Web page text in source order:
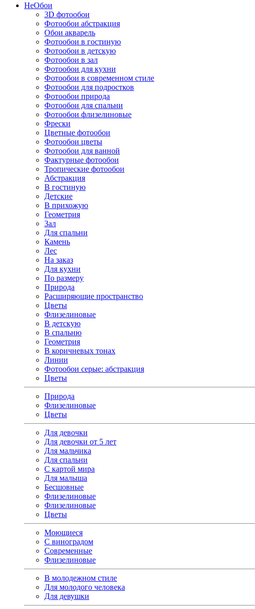
НеОбои
3D фотообои
Фотообои абстракция
Обои акварель
Фотообои в гостиную
Фотообои в детскую
Фотообои в зал
Фотообои для кухни
Фотообои в современном стиле
Фотообои для подростков
Фотообои природа
Фотообои для спальни
Фотообои флизелиновые
Фрески
Цветные фотообои
Фотообои цветы
Фотообои для ванной
Фактурные фотообои
Тропические фотообои
Абстракция
В гостиную
Детские
В прихожую
Геометрия
Зал
Для спальни
Камень
Лес
На заказ
Для кухни
По размеру
Природа
Расширяющие пространство
Цветы
Флизелиновые
В детскую
В спальню
Геометрия
В коричневых тонах
Линии
Фотообои серые: абстракция
Цветы
Природа
Флизелиновые
Цветы
Для девочки
Для девочки от 5 лет
Для мальчика
Для спальни
С картой мира
Для малыша
Бесшовные
Флизелиновые
Флизелиновые
Цветы
Моющиеся
С виноградом
Современные
Флизелиновые
В молодежном стиле
Для молодого человека
Для девушки